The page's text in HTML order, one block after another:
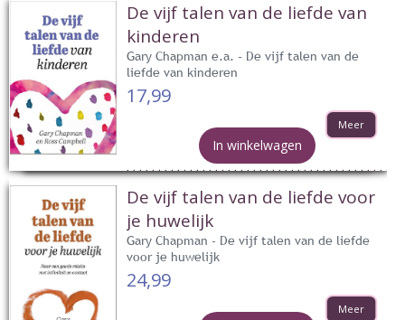
De vijf talen van de liefde van
kinderen
Gary Chapman e.a. - De vijf talen van de
liefde van kinderen
17,99
Meer
In winkelwagen
De vijf talen van de liefde voor
je huwelijk
Gary Chapman - De vijf talen van de liefde
voor je huwelijk
24,99
Meer